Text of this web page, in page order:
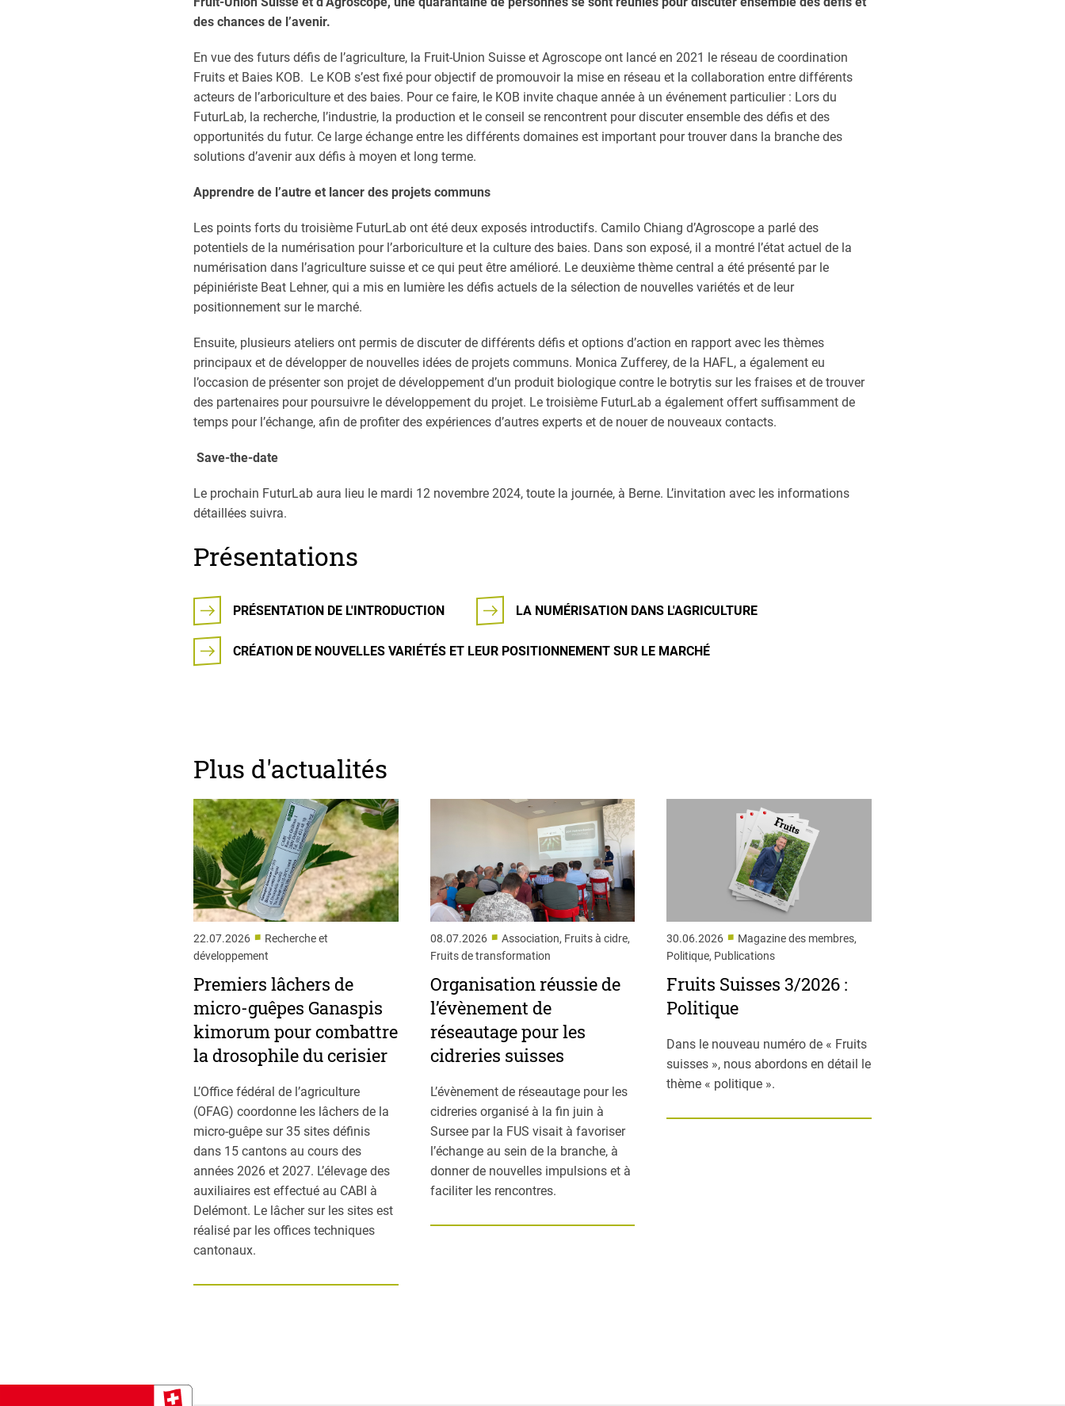
des chances de l’avenir.
En vue des futurs défis de l’agriculture, la Fruit-Union Suisse et Agroscope ont lancé en 2021 le réseau de coordination
Fruits et Baies KOB. Le KOB s’est fixé pour objectif de promouvoir la mise en réseau et la collaboration entre différents
acteurs de l’arboriculture et des baies. Pour ce faire, le KOB invite chaque année à un événement particulier : Lors du
FuturLab, la recherche, l’industrie, la production et le conseil se rencontrent pour discuter ensemble des défis et des
opportunités du futur. Ce large échange entre les différents domaines est important pour trouver dans la branche des
solutions d’avenir aux défis à moyen et long terme.
Apprendre de l’autre et lancer des projets communs
Les points forts du troisième FuturLab ont été deux exposés introductifs. Camilo Chiang d’Agroscope a parlé des
potentiels de la numérisation pour l’arboriculture et la culture des baies. Dans son exposé, il a montré l’état actuel de la
numérisation dans l’agriculture suisse et ce qui peut être amélioré. Le deuxième thème central a été présenté par le
pépiniériste Beat Lehner, qui a mis en lumière les défis actuels de la sélection de nouvelles variétés et de leur
positionnement sur le marché.
Ensuite, plusieurs ateliers ont permis de discuter de différents défis et options d’action en rapport avec les thèmes
principaux et de développer de nouvelles idées de projets communs. Monica Zufferey, de la HAFL, a également eu
l’occasion de présenter son projet de développement d’un produit biologique contre le botrytis sur les fraises et de trouver
des partenaires pour poursuivre le développement du projet. Le troisième FuturLab a également offert suffisamment de
temps pour l’échange, afin de profiter des expériences d’autres experts et de nouer de nouveaux contacts.
Save-the-date
Le prochain FuturLab aura lieu le mardi 12 novembre 2024, toute la journée, à Berne. L’invitation avec les informations
détaillées suivra.
Présentations
PRÉSENTATION DE L'INTRODUCTION LA NUMÉRISATION DANS L'AGRICULTURE
CRÉATION DE NOUVELLES VARIÉTÉS ET LEUR POSITIONNEMENT SUR LE MARCHÉ
Plus d'actualités
22.07.2026 ■ Recherche et
développement
Premiers lâchers de
micro-guêpes Ganaspis
kimorum pour combattre
la drosophile du cerisier
L’Office fédéral de l’agriculture
(OFAG) coordonne les lâchers de la
micro-guêpe sur 35 sites définis
dans 15 cantons au cours des
années 2026 et 2027. L’élevage des
auxiliaires est effectué au CABI à
Delémont. Le lâcher sur les sites est
réalisé par les offices techniques
cantonaux.
08.07.2026 ■ Association, Fruits à cidre,
Fruits de transformation
Organisation réussie de
l’évènement de
réseautage pour les
cidreries suisses
L’évènement de réseautage pour les
cidreries organisé à la fin juin à
Sursee par la FUS visait à favoriser
l’échange au sein de la branche, à
donner de nouvelles impulsions et à
faciliter les rencontres.
30.06.2026 ■ Magazine des membres,
Politique, Publications
Fruits Suisses 3/2026 :
Politique
Dans le nouveau numéro de « Fruits
suisses », nous abordons en détail le
thème « politique ».